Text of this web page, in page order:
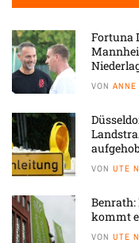
Fortuna
VON ANNE
VON UTE
Benrath:
kommt
VON UTE